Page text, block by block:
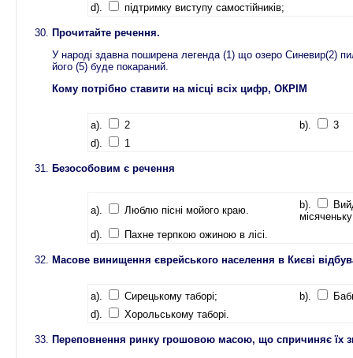
d).
підтримку виступу самостійників;
Прочитайте речення.
У народі здавна поширена легенда (1) що озеро Синевир(2)
його (5) буде покараний.
Кому потрібно ставити на місці всіх цифр, ОКРІМ
a). 2 b).
3
d).
1
Безособовим є речення
a). Люблю пісні мойого краю. b).
d).
Пахне терпкою ожиною в лісі.
Масове винищення єврейського населення в Києві
a). Сирецькому таборі; b).
d).
Хорольському таборі.
Переповнення ринку грошовою масою, що спричиняє їх